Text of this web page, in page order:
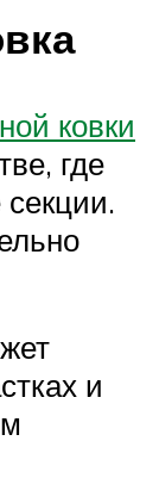
ковки
где
и